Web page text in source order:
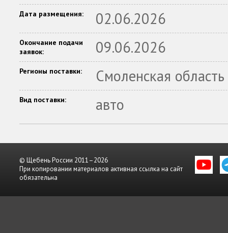
Дата размещения: 02.06.2026
Окончание подачи
заявок:
09.06.2026
Регионы поставки: Смоленская область
Вид поставки: авто
© Щебень России 2011–2026
При копировании материалов активная ссылка на сайт
обязательна